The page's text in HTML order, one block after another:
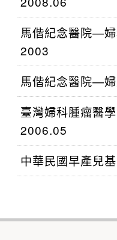
馬偕紀念醫院—
2003
馬偕紀念醫院—
臺灣婦科腫瘤醫
2006.05
中華民國早產兒